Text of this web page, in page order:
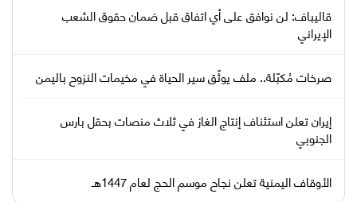
قاليباف: لن نوافق على أي اتفاق قبل ضمان حقوق الشعب
الإيراني
صرخات مُكبّلة.. ملف يوثّق سير الحياة في مخيمات النزوح باليمن
إيران تعلن استئناف إنتاج الغاز في ثلاث منصات بحقل بارس
الجنوبي
الأوقاف اليمنية تعلن نجاح موسم الحج لعام 1447هـ